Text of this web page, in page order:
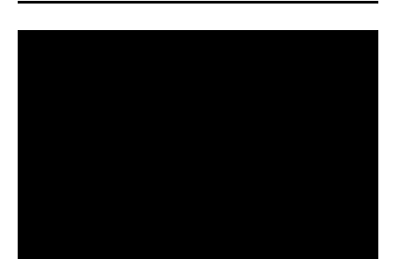
Keterangan Gambar: Komunitas Therion DNA Indonesia bersama berbagai asosiasi dan peserta saat menggelar acara Halal Bihalal Vapers di Bekasi, Sabtu (25/4/2026).